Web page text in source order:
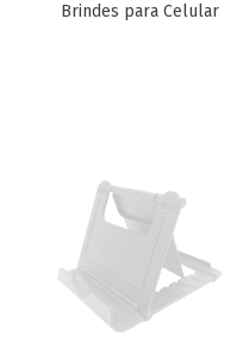
Brindes para Celular